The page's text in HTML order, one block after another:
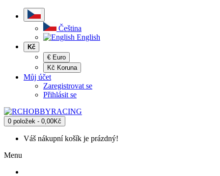
Čeština
English
Kč
€ Euro
Kč Koruna
Můj účet
Zaregistrovat se
Přihlásit se
0 položek - 0,00Kč
Váš nákupní košík je prázdný!
Menu